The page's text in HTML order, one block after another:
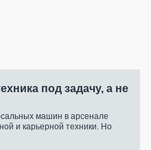
под задачу, а не
машин в арсенале
и карьерной техники. Но